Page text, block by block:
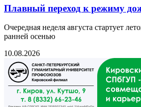
Плавный переход к режиму
Очередная неделя августа стартует
ранней осенью
10.08.2026